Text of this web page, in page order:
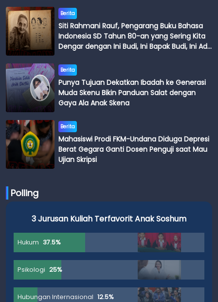
Berita
Siti Rahmani Rauf, Pengarang Buku Bahasa
Indonesia SD Tahun 80-an yang Sering Kita
Dengar dengan Ini Budi, Ini Bapak Budi, Ini Adik
Berita
Punya Tujuan Dekatkan Ibadah ke Generasi
Muda Skenu Bikin Panduan Salat dengan
Gaya Ala Anak Skena
Berita
Mahasiswi Prodi FKM-Undana Diduga Depresi
Berat Gegara Ganti Dosen Penguji saat Mau
Ujian Skripsi
Polling
3 Jurusan Kuliah Terfavorit Anak Soshum
Hukum 37.5%
Psikologi 25%
Hubungan Internasional 12.5%